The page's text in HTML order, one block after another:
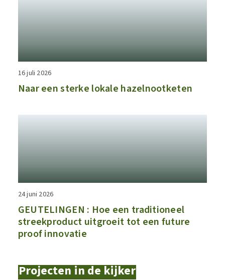
16 juli 2026
Naar een sterke lokale hazelnootketen
24 juni 2026
GEUTELINGEN : Hoe een traditioneel
streekproduct uitgroeit tot een future
proof innovatie
Projecten in de kijker